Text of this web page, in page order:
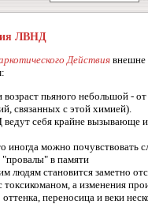
ЛВНД
Действия внешне
пьяного небольшой -
связанных с этой химией).
себя крайне вызывающе
иногда можно
"провалы" в памяти
становится заметно
а изменения
переносица и веки